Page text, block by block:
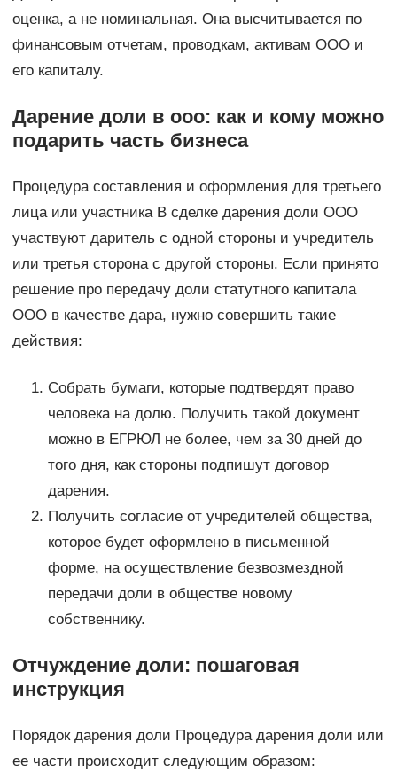
оценка, а не номинальная. Она высчитывается по
финансовым отчетам, проводкам, активам ООО и
его капиталу.
Дарение доли в ооо: как и кому можно
подарить часть бизнеса
Процедура составления и оформления для третьего
лица или участника В сделке дарения доли ООО
участвуют даритель с одной стороны и учредитель
или третья сторона с другой стороны. Если принято
решение про передачу доли статутного капитала
ООО в качестве дара, нужно совершить такие
действия:
Собрать бумаги, которые подтвердят право
человека на долю. Получить такой документ
можно в ЕГРЮЛ не более, чем за 30 дней до
того дня, как стороны подпишут договор
дарения.
Получить согласие от учредителей общества,
которое будет оформлено в письменной
форме, на осуществление безвозмездной
передачи доли в обществе новому
собственнику.
Отчуждение доли: пошаговая
инструкция
Порядок дарения доли Процедура дарения доли или
ее части происходит следующим образом: